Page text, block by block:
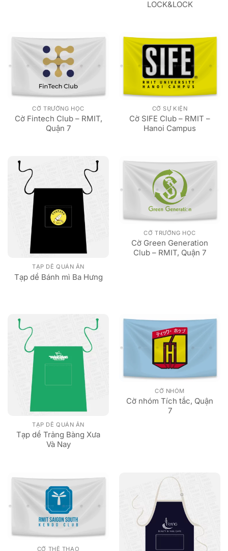
LOCK&LOCK
CỜ TRƯỜNG HỌC
Cờ Fintech Club – RMIT,
Quận 7
CỜ SỰ KIỆN
Cờ SIFE Club – RMIT –
Hanoi Campus
TẠP DỀ QUÁN ĂN
Tạp dề Bánh mì Ba Hưng
CỜ TRƯỜNG HỌC
Cờ Green Generation
Club – RMIT, Quận 7
TẠP DỀ QUÁN ĂN
Tạp dề Trảng Bàng Xưa
Và Nay
CỜ NHÓM
Cờ nhóm Tích tắc, Quận
7
CỜ THỂ THAO